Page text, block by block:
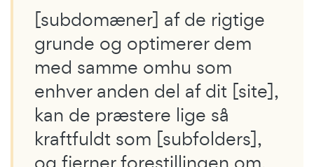
[subdomæner] af de rigtige
grunde og optimerer dem
med samme omhu som
enhver anden del af dit [site],
kan de præstere lige så
kraftfuldt som [subfolders],